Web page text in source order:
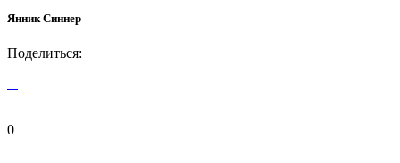
Янник Синнер
Поделиться:
0